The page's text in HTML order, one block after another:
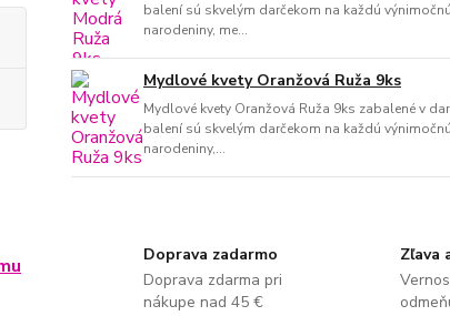
balení sú skvelým darčekom na každú
narodeniny, me...
Mydlové kvety Oranžová Ruža 9ks
Mydlové kvety Oranžová Ruža 9ks zabalené v
balení sú skvelým darčekom na každú
narodeniny,...
Doprava zadarmo
Doprava zdarma pri
nákupe nad 45 €
Zľava